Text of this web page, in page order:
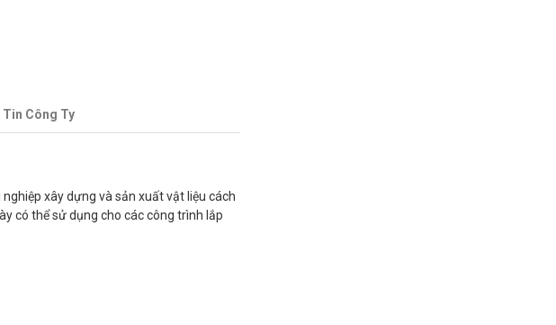
Công Ty
xây dựng và sản xuất vật liệu cách
có thể sử dụng cho các công trình lắp